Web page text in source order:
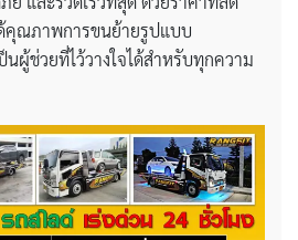
คุณภาพการขนย้ายรูปแบบ
ผู้ช่วยที่ไว้วางใจได้สำหรับทุกความ